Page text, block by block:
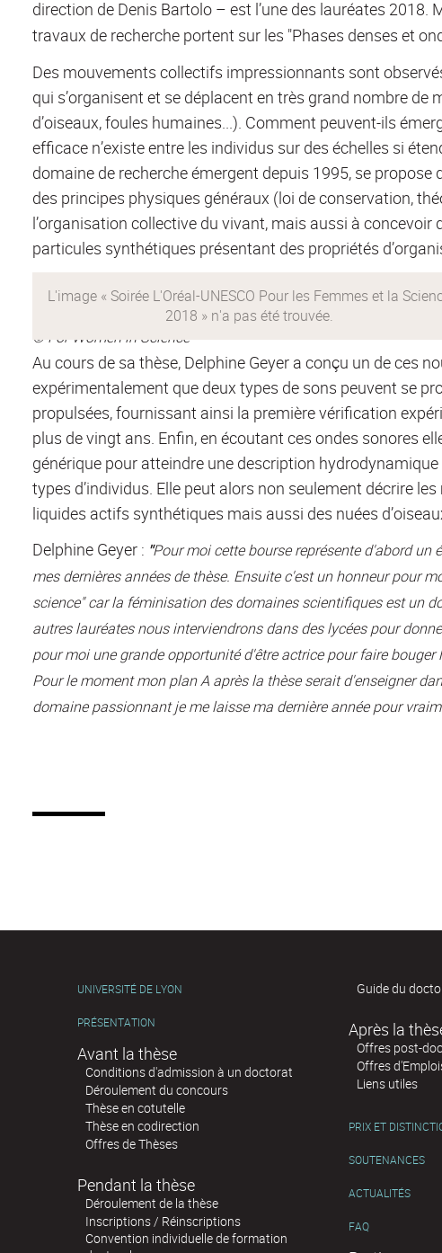
direction de Denis Bartolo – est l’une des lauréates 2018.
travaux de recherche portent sur les "Phases denses et
Des mouvements collectifs impressionnants sont
qui s’organisent et se déplacent en très grand nombre de
d’oiseaux, foules humaines...). Comment peuvent-ils
efficace n’existe entre les individus sur des échelles si
domaine de recherche émergent depuis 1995, se propose
des principes physiques généraux (loi de conservation,
l’organisation collective du vivant, mais aussi à
particules synthétiques présentant des propriétés
L'Oréal-UNESCO Pour les Femmes et la Science 2018
© For Women in Science
Au cours de sa thèse, Delphine Geyer a conçu un de ces
expérimentalement que deux types de sons peuvent se
propulsées, fournissant ainsi la première vérification
plus de vingt ans. Enfin, en écoutant ces ondes sonores
générique pour atteindre une description
types d’individus. Elle peut alors non seulement décrire
liquides actifs synthétiques mais aussi des nuées
Delphine Geyer : "Pour moi cette bourse représente d'abord
mes dernières années de thèse. Ensuite c'est un honneur pour
science" car la féminisation des domaines scientifiques est un
autres lauréates nous interviendrons dans des lycées pour
pour moi une grande opportunité d'être actrice pour faire bouger
Pour le moment mon plan A après la thèse serait d'enseigner
domaine passionnant je me laisse ma dernière année pour
UNIVERSITÉ DE LYON
PRÉSENTATION
Avant la thèse
Conditions d'admission à un doctorat
Déroulement du concours
Thèse en cotutelle
Thèse en codirection
Offres de Thèses
Pendant la thèse
Déroulement de la thèse
Inscriptions / Réinscriptions
Convention individuelle de formation
Guide du
Après la
Offres post-doc
Offres
Liens utiles
PRIX ET
SOUTENANCES
ACTUALITÉS
FAQ